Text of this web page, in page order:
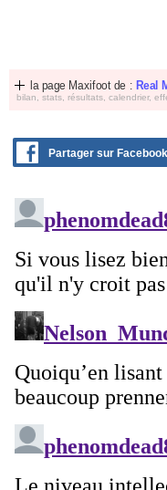
la page Maxifoot de : Real
bilan, stats, résultats, calendrier,
Partager sur Facebook